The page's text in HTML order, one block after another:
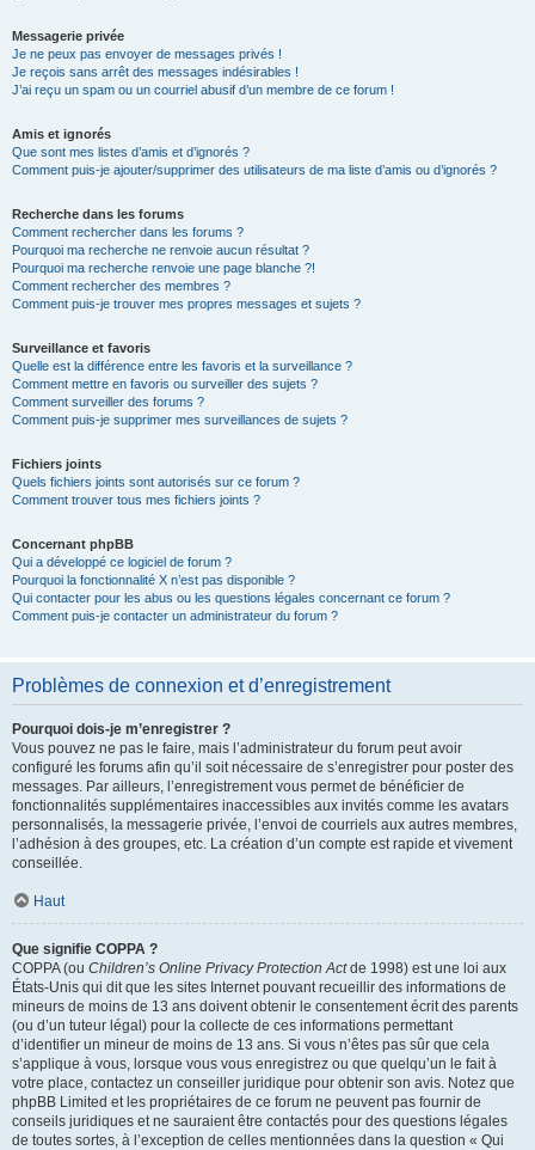
Messagerie privée
Je ne peux pas envoyer de messages privés !
Je reçois sans arrêt des messages indésirables !
J’ai reçu un spam ou un courriel abusif d’un membre de ce forum !
Amis et ignorés
Que sont mes listes d’amis et d’ignorés ?
Comment puis-je ajouter/supprimer des utilisateurs de ma liste d’amis ou d’ignorés ?
Recherche dans les forums
Comment rechercher dans les forums ?
Pourquoi ma recherche ne renvoie aucun résultat ?
Pourquoi ma recherche renvoie une page blanche ?!
Comment rechercher des membres ?
Comment puis-je trouver mes propres messages et sujets ?
Surveillance et favoris
Quelle est la différence entre les favoris et la surveillance ?
Comment mettre en favoris ou surveiller des sujets ?
Comment surveiller des forums ?
Comment puis-je supprimer mes surveillances de sujets ?
Fichiers joints
Quels fichiers joints sont autorisés sur ce forum ?
Comment trouver tous mes fichiers joints ?
Concernant phpBB
Qui a développé ce logiciel de forum ?
Pourquoi la fonctionnalité X n’est pas disponible ?
Qui contacter pour les abus ou les questions légales concernant ce forum ?
Comment puis-je contacter un administrateur du forum ?
Problèmes de connexion et d’enregistrement
Pourquoi dois-je m’enregistrer ?
Vous pouvez ne pas le faire, mais l’administrateur du forum peut avoir
configuré les forums afin qu’il soit nécessaire de s’enregistrer pour poster des
messages. Par ailleurs, l’enregistrement vous permet de bénéficier de
fonctionnalités supplémentaires inaccessibles aux invités comme les avatars
personnalisés, la messagerie privée, l’envoi de courriels aux autres membres,
l’adhésion à des groupes, etc. La création d’un compte est rapide et vivement
conseillée.
Haut
Que signifie COPPA ?
COPPA (ou Children’s Online Privacy Protection Actde 1998) est une loi aux
États-Unis qui dit que les sites Internet pouvant recueillir des informations de
mineurs de moins de 13 ans doivent obtenir le consentement écrit des parents
(ou d’un tuteur légal) pour la collecte de ces informations permettant
d’identifier un mineur de moins de 13 ans. Si vous n’êtes pas sûr que cela
s’applique à vous, lorsque vous vous enregistrez ou que quelqu’un le fait à
votre place, contactez un conseiller juridique pour obtenir son avis. Notez que
phpBB Limited et les propriétaires de ce forum ne peuvent pas fournir de
conseils juridiques et ne sauraient être contactés pour des questions légales
de toutes sortes, à l’exception de celles mentionnées dans la question « Qui